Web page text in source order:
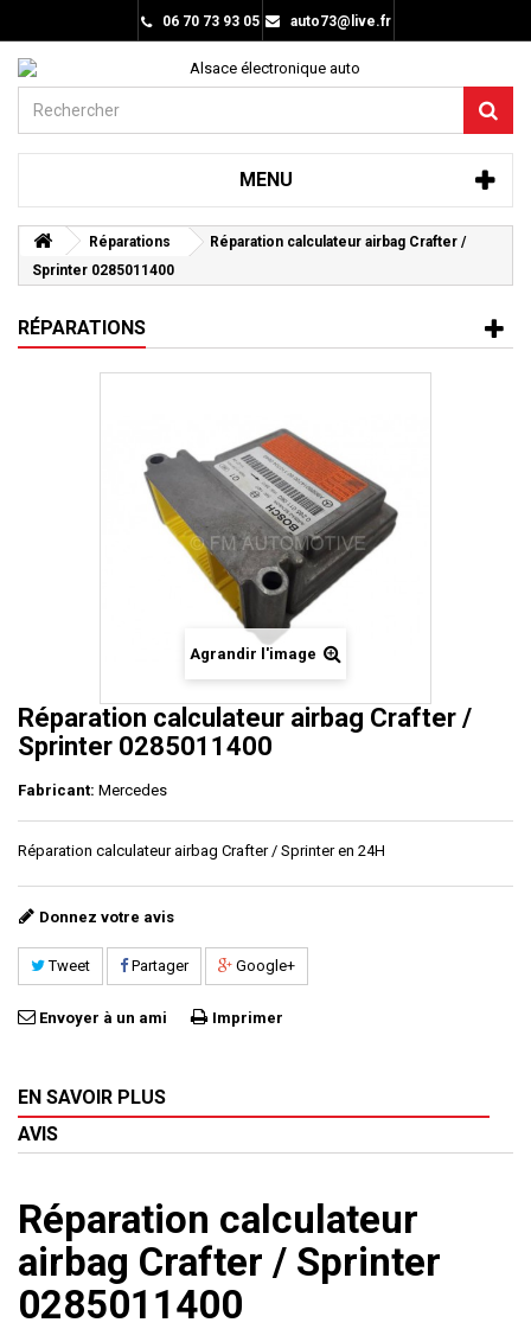
06 70 73 93 05 auto73@live.fr
MENU
Réparations
Réparation calculateur airbag Crafter /
Sprinter 0285011400
RÉPARATIONS
Agrandir l'image
Réparation calculateur airbag Crafter /
Sprinter 0285011400
Fabricant: Mercedes
Réparation calculateur airbag Crafter / Sprinter en 24H
Donnez votre avis
Tweet Partager Google+
Envoyer à un ami Imprimer
EN SAVOIR PLUS
AVIS
Réparation calculateur
airbag Crafter / Sprinter
0285011400